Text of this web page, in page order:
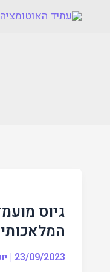
גיוס
23/09/2023
|
בתקופת
הבינה